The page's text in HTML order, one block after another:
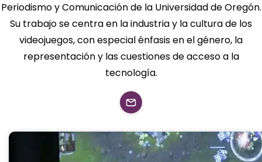
Periodismo y Comunicación de la Universidad de Oregón.
Su trabajo se centra en la industria y la cultura de los
videojuegos, con especial énfasis en el género, la
representación y las cuestiones de acceso a la
tecnología.